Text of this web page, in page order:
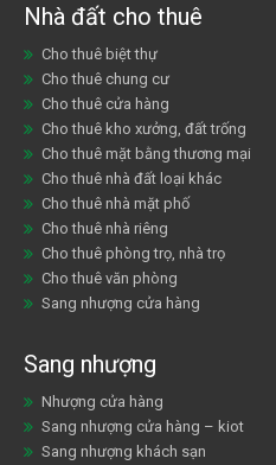
Nhà đất cho thuê
Cho thuê biệt thự
Cho thuê chung cư
Cho thuê cửa hàng
Cho thuê kho xưởng, đất trống
Cho thuê mặt bằng thương mại
Cho thuê nhà đất loại khác
Cho thuê nhà mặt phố
Cho thuê nhà riêng
Cho thuê phòng trọ, nhà trọ
Cho thuê văn phòng
Sang nhượng cửa hàng
Sang nhượng
Nhượng cửa hàng
Sang nhượng cửa hàng – kiot
Sang nhượng khách sạn